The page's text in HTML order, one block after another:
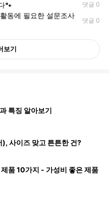
🐾 댓글 0
동에 필요한 설문조사
댓글 0
보기
특징 알아보기
사이즈 맞고 튼튼한 건?
품 10가지 - 가성비 좋은 제품